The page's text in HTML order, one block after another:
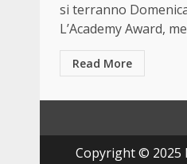
si terranno
L’Academy Award,
Read More
Copyright © 2025